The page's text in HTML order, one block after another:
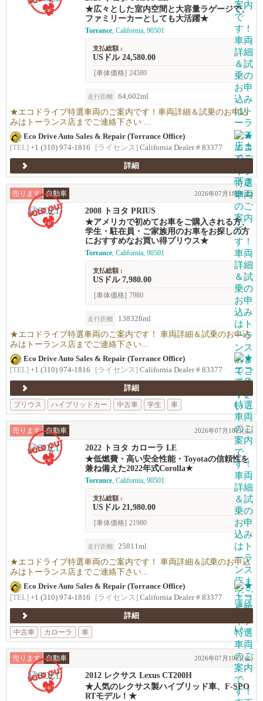
★広々とした室内空間と大容量ラゲージで、
ファミリーカーとしても大活躍★
Torrance, California, 90501
支払総額 :
USドル 24,580.00
[車体価格] 24580
走行距離 64,602ml
★エコドライブ特選車両のご案内です！車両詳細＆試乗のお申込
みはトーランス店までご連絡下さい ...
Eco Drive Auto Sales & Repair (Torrance Office)
[TEL] +1 (310) 974-1816 [ライセンス] California Dealer # 83377
詳細
売ります 自動車 2026年07月18日(土)
2008 トヨタ PRIUS
★アメリカで初めてお車をご購入される方、
学生・駐在員・ご家族用のお車をお探しの方
におすすめなお買い得プリウス★
Torrance, California, 90501
支払総額 :
USドル 7,980.00
[車体価格] 7980
走行距離 138328ml
★エコドライブ特選車両のご案内です！ 車両詳細＆試乗のお申込
みはトーランス店までご連絡下さい...
Eco Drive Auto Sales & Repair (Torrance Office)
[TEL] +1 (310) 974-1816 [ライセンス] California Dealer # 83377
詳細
プリウス
ハイブリッドカー 中古車 学生 車
売ります 自動車 2026年07月18日(土)
2022 トヨタ カローラ LE
★低燃費・高い安全性能・Toyotaの信頼性を
兼ね備えた2022年式Corolla★
Torrance, California, 90501
支払総額 :
USドル 21,980.00
[車体価格] 21980
走行距離 25811ml
★エコドライブ特選車両のご案内です！ 車両詳細＆試乗のお申込
みはトーランス店までご連絡下さい...
Eco Drive Auto Sales & Repair (Torrance Office)
[TEL] +1 (310) 974-1816 [ライセンス] California Dealer # 83377
詳細
中古車
カローラ 車
売ります 自動車 2026年07月10日(金)
2012 レクサス Lexus CT200H
★人気のレクサス製ハイブリッド車、F-SPO
RTモデル！★